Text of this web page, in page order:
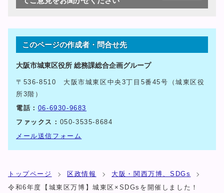
このページの作成者・問合せ先
大阪市城東区役所 総務課総合企画グループ
〒536-8510 大阪市城東区中央3丁目5番45号（城東区役
所3階）
電話： 06-6930-9683
ファックス： 050-3535-8684
メール送信フォーム
トップページ 区政情報
大阪・関西万博、SDGs
令和6年度【城東区万博】城東区×SDGsを開催しました！